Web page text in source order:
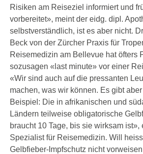
Risiken am Reiseziel informiert und
vorbereitet», meint der eidg. dipl.
selbstverständlich, ist es aber nicht.
Beck von der Zürcher Praxis für
Reisemedizin am Bellevue hat öfters
sozusagen «last minute» vor einer
«Wir sind auch auf die pressanten
machen, was wir können. Es gibt
Beispiel: Die in afrikanischen und
Ländern teilweise obligatorische
braucht 10 Tage, bis sie wirksam ist»,
Spezialist für Reisemedizin. Will
Gelbfieber-Impfschutz nicht